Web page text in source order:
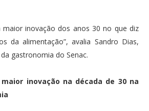
inovação dos anos 30 no que diz
da alimentação”, avalia Sandro Dias,
gastronomia do Senac.
inovação na década de 30 na